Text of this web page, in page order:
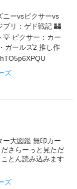
ニーvsピクサーvs
ブリ：ゲド戦記 🏰
💡 ピクサー：カー
ガールズ2 ​推し作
ズ
ー大図鑑 無印カー
さらーっと見ただ
とん読み込みます
ズ